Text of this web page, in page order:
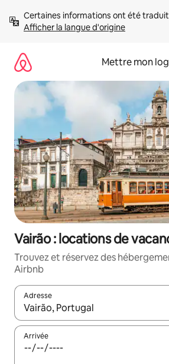
directement
Afficher la langue d'origine
Mettre mon
Vairão : locations de
Trouvez et réservez des
Airbnb
Adresse
Lorsque les résultats s'affichent,
Arrivée